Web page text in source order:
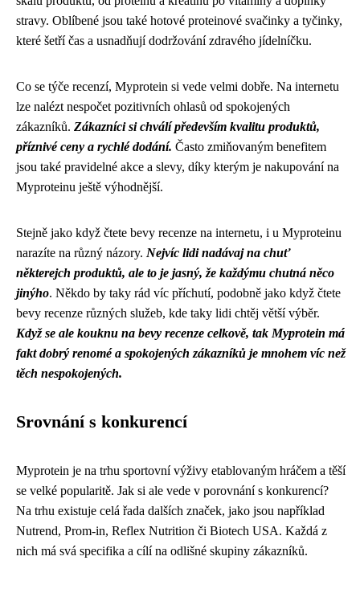
stravy. Oblíbené jsou také hotové proteinové svačinky a tyčinky,
které šetří čas a usnadňují dodržování zdravého jídelníčku.
Co se týče recenzí, Myprotein si vede velmi dobře. Na internetu
lze nalézt nespočet pozitivních ohlasů od spokojených
zákazníků. Zákazníci si chválí především kvalitu produktů,
příznivé ceny a rychlé dodání. Často zmiňovaným benefitem
jsou také pravidelné akce a slevy, díky kterým je nakupování na
Myproteinu ještě výhodnější.
Stejně jako když čtete bevy recenze na internetu, i u Myproteinu
narazíte na různý názory. Nejvíc lidi nadávaj na chuť
některejch produktů, ale to je jasný, že každýmu chutná něco
jinýho. Někdo by taky rád víc příchutí, podobně jako když čtete
bevy recenze různých služeb, kde taky lidi chtěj větší výběr.
Když se ale kouknu na bevy recenze celkově, tak Myprotein má
fakt dobrý renomé a spokojených zákazníků je mnohem víc než
těch nespokojených.
Srovnání s konkurencí
Myprotein je na trhu sportovní výživy etablovaným hráčem a těší
se velké popularitě. Jak si ale vede v porovnání s konkurencí?
Na trhu existuje celá řada dalších značek, jako jsou například
Nutrend, Prom-in, Reflex Nutrition či Biotech USA. Každá z
nich má svá specifika a cílí na odlišné skupiny zákazníků.